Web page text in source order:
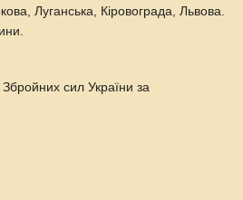
Луганська, Кіровограда, Львова.
сил України за